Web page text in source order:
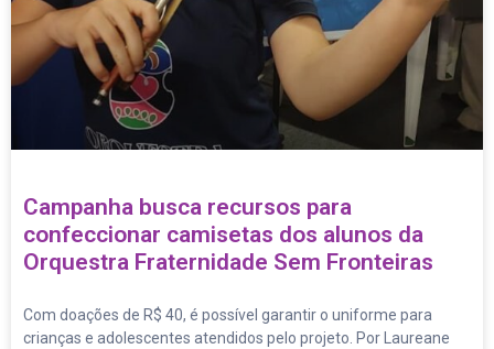
Campanha busca recursos para
confeccionar camisetas dos alunos da
Orquestra Fraternidade Sem Fronteiras
Com doações de R$ 40, é possível garantir o uniforme para
crianças e adolescentes atendidos pelo projeto. Por Laureane